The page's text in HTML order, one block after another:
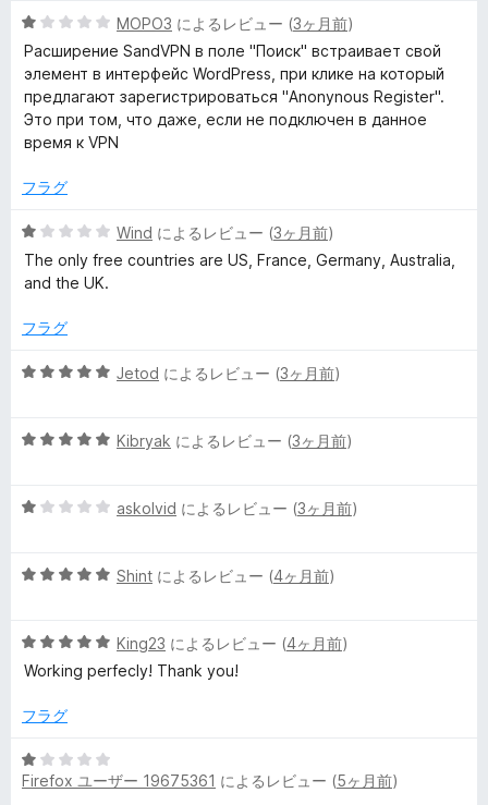
価
5
段
階
中
1
の
価
MOPO3 によるレビュー (3ヶ月前)
Расширение SandVPN в поле "Поиск" встраивает свой
элемент в интерфейс WordPress, при клике на который
предлагают зарегистрироваться "Anonynous Register".
Это при том, что даже, если не подключен в данное
время к VPN
フラグ
5
段
階
1
評
Wind によるレビュー (3ヶ月前)
The only free countries are US, France, Germany, Australia,
and the UK.
フラグ
5
中
評
Jetod によるレビュー (3ヶ月前)
5
中
評
Kibryak によるレビュー (3ヶ月前)
5
中
評
価
askolvid によるレビュー (3ヶ月前)
5
中
5
評
Shint によるレビュー (4ヶ月前)
5
段
中
の
評
King23 によるレビュー (4ヶ月前)
Working perfecly! Thank you!
フラグ
5
段
Firefox ユーザー 19675361 によるレビュー (5ヶ月前)